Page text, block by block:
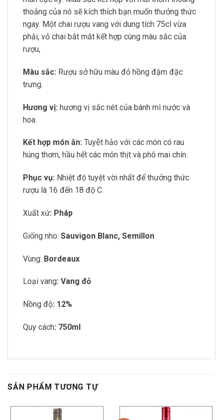
thoảng của nó sẽ kích thích bạn muốn thưởng thức
ngay. Một chai rượu vang với dung tích 75cl vừa
phải, vỏ chai bắt mắt kết hợp cùng màu sắc của
rượu,
Màu sắc: Rượu sở hữu màu đỏ hồng đậm đặc
trưng.
Hương vị: hương vị sắc nét của bánh mì nước và
hoa.
Kết hợp món ăn: Tuyệt hảo với các món có rau
húng thơm, hầu hết các món thịt và phô mai chín.
Phục vụ: Nhiệt độ tuyệt vời nhất để thưởng thức
rượu là 16 đến 18 độ C.
Xuất xứ: Pháp
Giống nho: Sauvigon Blanc, Semillon
Vùng: Bordeaux
Loại vang: Vang đỏ
Nồng độ: 12%
Quy cách: 750ml
SẢN PHẨM TƯƠNG TỰ